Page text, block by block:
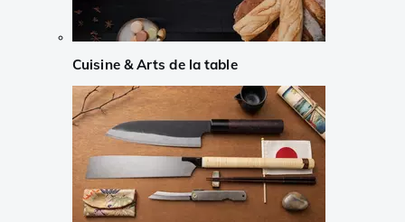
Cuisine & Arts de la table